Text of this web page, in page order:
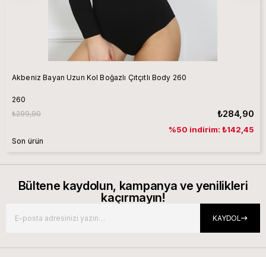
Akbeniz Bayan Uzun Kol Boğazlı Çıtçıtlı Body 260
260
₺284,90
₺299,90
%50 indirim: ₺142,45
Son ürün
Bültene kaydolun, kampanya ve yenilikleri
kaçırmayın!
KAYDOL